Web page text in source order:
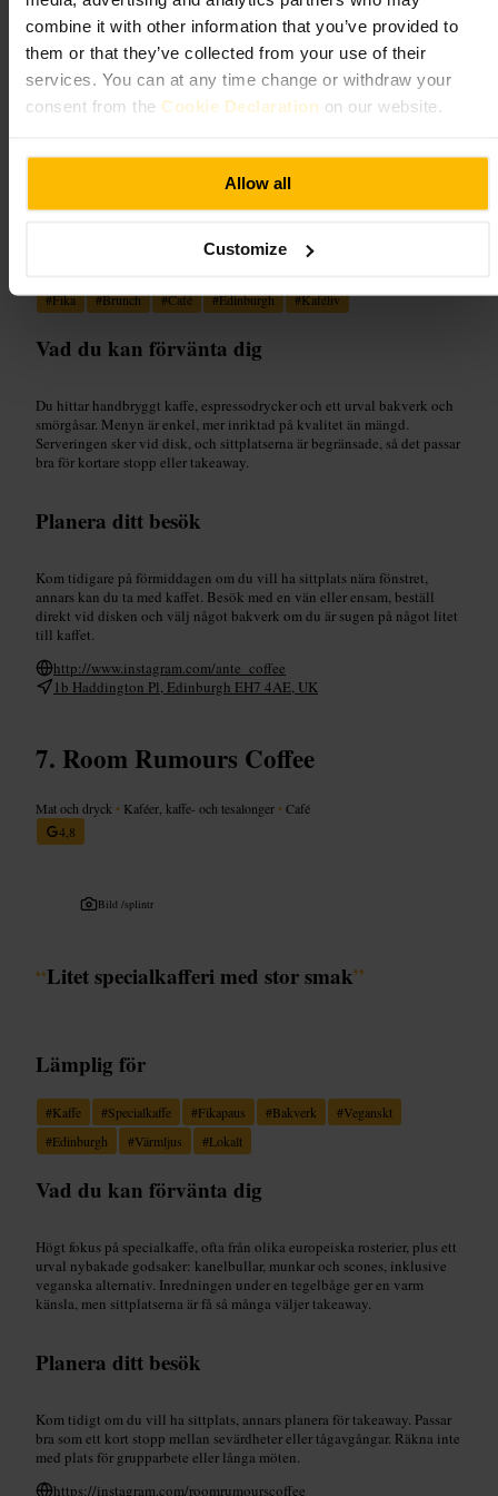
combine it with other information that you’ve provided to
them or that they’ve collected from your use of their
services. You can at any time change or withdraw your
consent from the Cookie Declaration on our website.
Allow all
Customize
4,7
Bild /Local FInds
“Ett enkelt café för kaffe och lättare mat.”
#Fika #Brunch #Café #Edinburgh #Kaféliv
Vad du kan förvänta dig
Du hittar handbryggt kaffe, espressodrycker och ett urval bakverk och
smörgåsar. Menyn är enkel, mer inriktad på kvalitet än mängd.
Serveringen sker vid disk, och sittplatserna är begränsade, så det passar
bra för kortare stopp eller takeaway.
Planera ditt besök
Kom tidigare på förmiddagen om du vill ha sittplats nära fönstret,
annars kan du ta med kaffet. Besök med en vän eller ensam, beställ
direkt vid disken och välj något bakverk om du är sugen på något litet
till kaffet.
http://www.instagram.com/ante_coffee
1b Haddington Pl, Edinburgh EH7 4AE, UK
Room Rumours Coffee
Mat och dryck • Kaféer, kaffe- och tesalonger •Café
4,8
Bild /splintr
“Litet specialkafferi med stor smak”
Lämplig för
#Kaffe #Specialkaffe #Fikapaus #Bakverk #Veganskt
#Edinburgh #Värmljus #Lokalt
Vad du kan förvänta dig
Högt fokus på specialkaffe, ofta från olika europeiska rosterier, plus ett
urval nybakade godsaker: kanelbullar, munkar och scones, inklusive
veganska alternativ. Inredningen under en tegelbåge ger en varm
känsla, men sittplatserna är få så många väljer takeaway.
Planera ditt besök
Kom tidigt om du vill ha sittplats, annars planera för takeaway. Passar
bra som ett kort stopp mellan sevärdheter eller tågavgångar. Räkna inte
med plats för grupparbete eller långa möten.
https://instagram.com/roomrumourscoffee